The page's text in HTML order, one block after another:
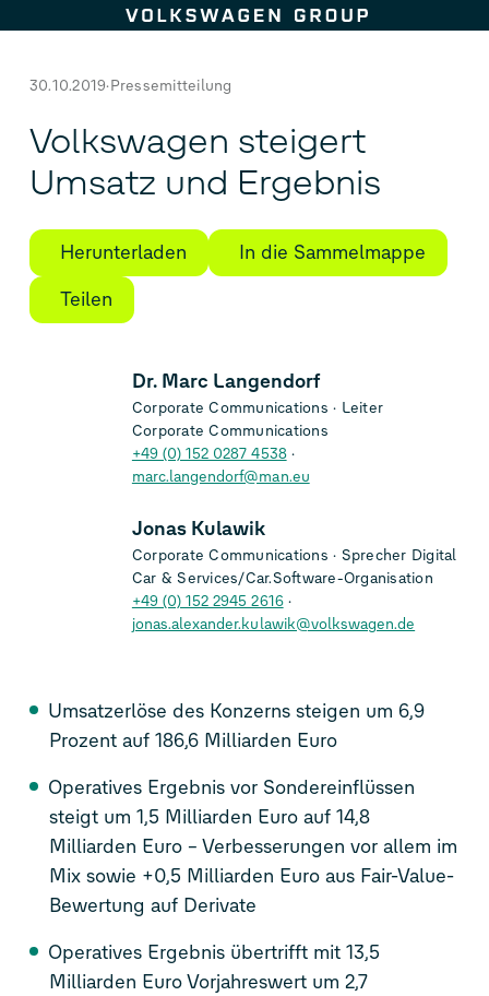
Zum Seiteninhalt springen
30.10.2019 Pressemitteilung
Volkswagen steigert
Umsatz und Ergebnis
Herunterladen
In die Sammelmappe
Teilen
Dr. Marc Langendorf
Corporate Communications Leiter
Corporate Communications
+49 (0) 152 0287 4538
marc.langendorf@man.eu
Jonas Kulawik
Corporate Communications Sprecher Digital
Car & Services/Car.Software-Organisation
+49 (0) 152 2945 2616
jonas.alexander.kulawik@volkswagen.de
Umsatzerlöse des Konzerns steigen um 6,9
Prozent auf 186,6 Milliarden Euro
Operatives Ergebnis vor Sondereinflüssen
steigt um 1,5 Milliarden Euro auf 14,8
Milliarden Euro – Verbesserungen vor allem im
Mix sowie +0,5 Milliarden Euro aus Fair-Value-
Bewertung auf Derivate
Operatives Ergebnis übertrifft mit 13,5
Milliarden Euro Vorjahreswert um 2,7